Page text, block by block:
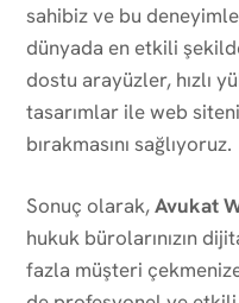
sahibiz ve bu
dünyada en etkili
dostu arayüzler, hızlı
tasarımlar ile web
bırakmasını sağlıyoruz.
Sonuç olarak,Avukat
hukuk bürolarınızın
fazla müşteri